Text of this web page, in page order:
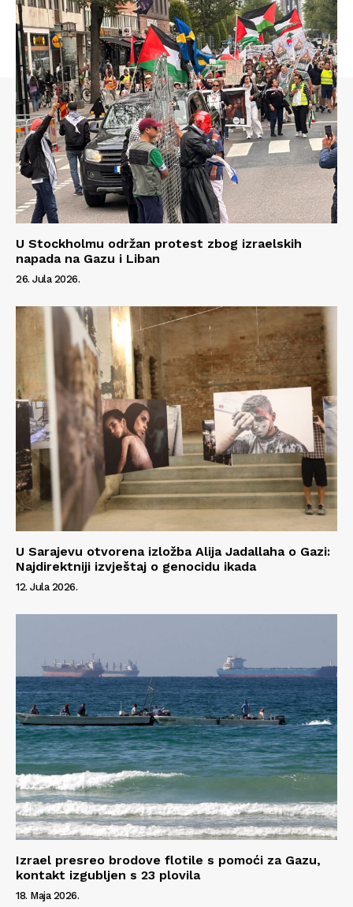
Info
O nama
Kontakt
Impressum
U Stockholmu održan protest zbog izraelskih
napada na Gazu i Liban
26. Jula 2026.
U Sarajevu otvorena izložba Alija Jadallaha o Gazi:
Najdirektniji izvještaj o genocidu ikada
12. Jula 2026.
Izrael presreo brodove flotile s pomoći za Gazu,
kontakt izgubljen s 23 plovila
18. Maja 2026.